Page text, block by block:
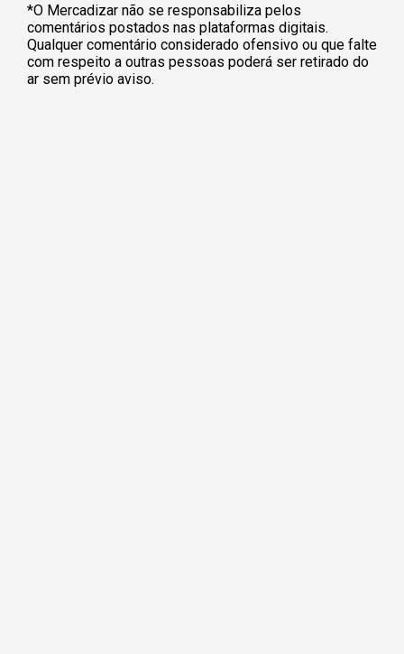
*O Mercadizar não se responsabiliza pelos
comentários postados nas plataformas digitais.
Qualquer comentário considerado ofensivo ou que falte
com respeito a outras pessoas poderá ser retirado do
ar sem prévio aviso.